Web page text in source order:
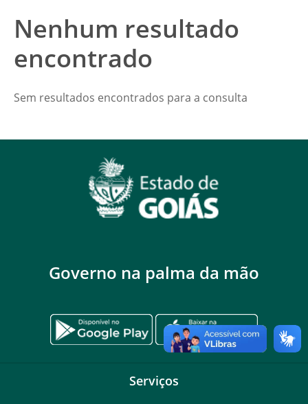
Nenhum resultado
encontrado
Sem resultados encontrados para a consulta
Governo na palma da mão
Serviços